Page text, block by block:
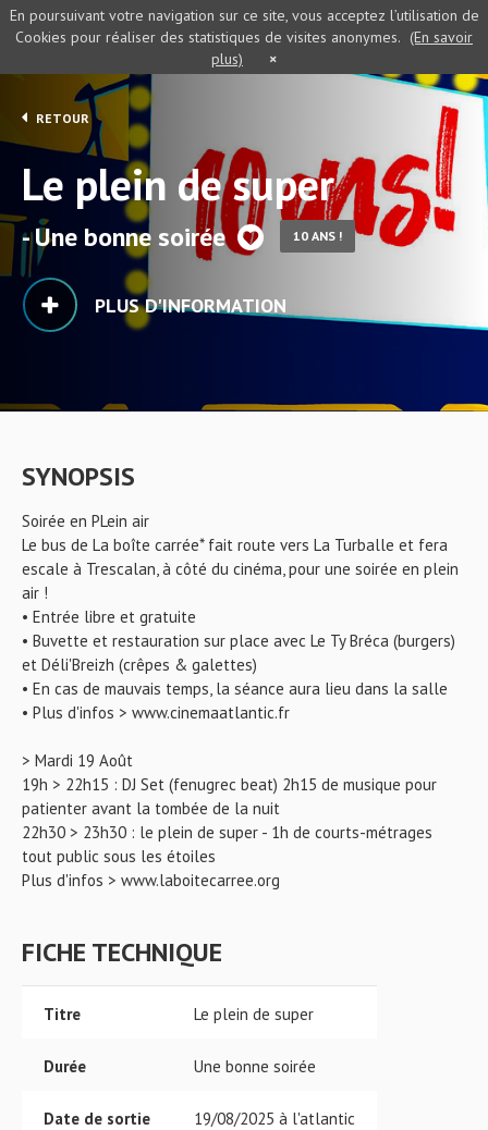
RETOUR
Le plein de super
- Une bonne soirée 10 ANS !
PLUS D'INFORMATION
SYNOPSIS
Soirée en PLein air
Le bus de La boîte carrée* fait route vers La Turballe et fera
escale à Trescalan, à côté du cinéma, pour une soirée en plein
air !
• Entrée libre et gratuite
• Buvette et restauration sur place avec Le Ty Bréca (burgers)
et Déli'Breizh (crêpes & galettes)
• En cas de mauvais temps, la séance aura lieu dans la salle
• Plus d'infos > www.cinemaatlantic.fr
> Mardi 19 Août
19h > 22h15 : DJ Set (fenugrec beat) 2h15 de musique pour
patienter avant la tombée de la nuit
22h30 > 23h30 : le plein de super - 1h de courts-métrages
tout public sous les étoiles
Plus d'infos > www.laboitecarree.org
FICHE TECHNIQUE
Titre Le plein de super
Durée Une bonne soirée
Date de sortie 19/08/2025 à l'atlantic
En poursuivant votre navigation sur ce site, vous acceptez l’utilisation de
Cookies pour réaliser des statistiques de visites anonymes. (En savoir
plus)
×